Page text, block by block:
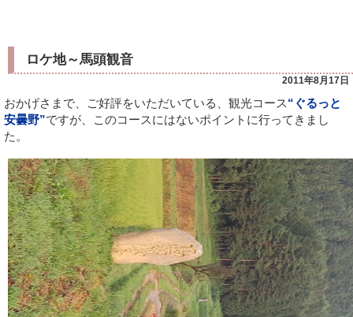
ロケ地～馬頭観音
2011年8月17日
おかげさまで、ご好評をいただいている、観光コース“ぐるっと
安曇野”ですが、このコースにはないポイントに行ってきまし
た。